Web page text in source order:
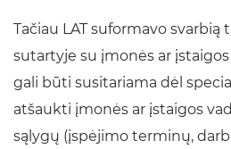
Tačiau LAT suformavo svarbią
sutartyje su įmonės ar
gali būti susitariama dėl
atšaukti įmonės ar įstaigos
sąlygų (įspėjimo terminų,